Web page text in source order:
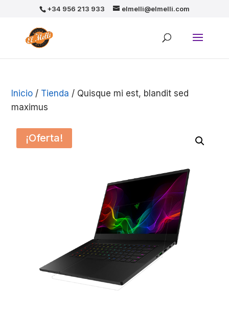
+34 956 213 933 elmelli@elmelli.com
Inicio / Tienda / Quisque mi est, blandit sed
maximus
¡Oferta!